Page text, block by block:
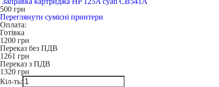
500 грн
Переглянути сумісні принтери
Оплата:
Готівка
1200 грн
Переказ без ПДВ
1261 грн
Переказ з ПДВ
1320 грн
Кіл-ть: